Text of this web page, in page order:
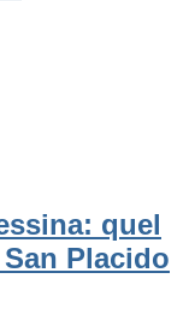
quel
Placido